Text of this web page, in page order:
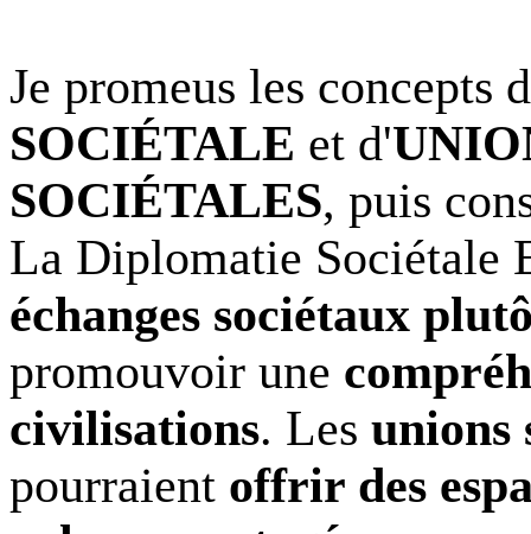
Je promeus les concepts
SOCIÉTALE et d'
SOCIÉTALES, puis
La Diplomatie Sociétale
échanges sociétaux
promouvoir une
civilisations. Les unions
pourraient offrir des